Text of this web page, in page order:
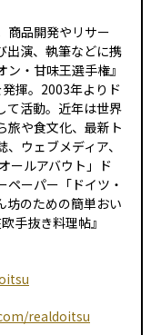
商品開発やリサー
出演、執筆などに携
・甘味王選手権』
揮。2003年よりド
て活動。近年は世界
旅や食文化、最新ト
ウェブメディア、
ールアバウト」ド
ーパー「ドイツ・
坊のための簡単おい
手抜き料理帖』
realdoitsu